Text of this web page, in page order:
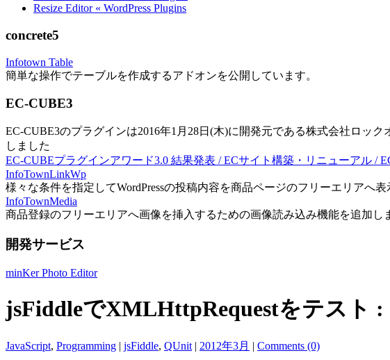
Resize Editor « WordPress Plugins
concrete5
Infotown Table
簡単な操作でテーブルを作成するアドオンを公開しています。
EC-CUBE3
EC-CUBE3のプラグインは2016年1月28日(木)に開発元である株式会社ロッ
しました
EC-CUBEプラグインアワード3.0 結果発表 / ECサイト構築・リニューアル /
InfoTownLinkWp
様々な条件を指定してWordPressの投稿内容を商品ページのフリーエリアへ表
InfoTownMedia
商品登録のフリーエリアへ画像を挿入するための画像読み込み機能を追加し
開発サービス
minKer Photo Editor
jsFiddleでXMLHttpRequestをテスト :
JavaScript, Programming | jsFiddle, QUnit| 2012年3月 | Comments (0)